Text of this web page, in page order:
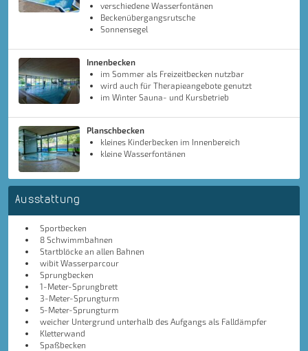
verschiedene Wasserfontänen
Beckenübergangsrutsche
Sonnensegel
Innenbecken
im Sommer als Freizeitbecken nutzbar
wird auch für Therapieangebote genutzt
im Winter Sauna- und Kursbetrieb
Planschbecken
kleines Kinderbecken im Innenbereich
kleine Wasserfontänen
Ausstattung
Sportbecken
8 Schwimmbahnen
Startblöcke an allen Bahnen
wibit Wasserparcour
Sprungbecken
1-Meter-Sprungbrett
3-Meter-Sprungturm
5-Meter-Sprungturm
weicher Untergrund unterhalb des Aufgangs als Falldämpfer
Kletterwand
Spaßbecken